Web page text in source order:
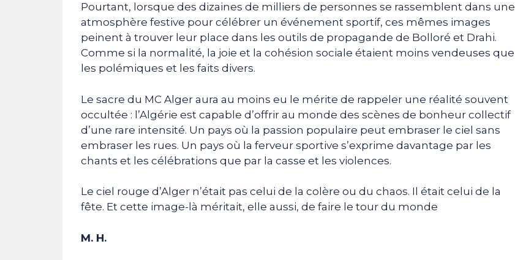
Pourtant, lorsque des dizaines de milliers de personnes se rassemblent dans une
atmosphère festive pour célébrer un événement sportif, ces mêmes images
peinent à trouver leur place dans les outils de propagande de Bolloré et Drahi.
Comme si la normalité, la joie et la cohésion sociale étaient moins vendeuses que
les polémiques et les faits divers.
Le sacre du MC Alger aura au moins eu le mérite de rappeler une réalité souvent
occultée : l’Algérie est capable d’offrir au monde des scènes de bonheur collectif
d’une rare intensité. Un pays où la passion populaire peut embraser le ciel sans
embraser les rues. Un pays où la ferveur sportive s’exprime davantage par les
chants et les célébrations que par la casse et les violences.
Le ciel rouge d’Alger n’était pas celui de la colère ou du chaos. Il était celui de la
fête. Et cette image-là méritait, elle aussi, de faire le tour du monde
M. H.